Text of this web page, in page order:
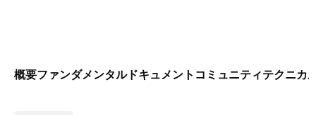
概要ファンダメンタルドキュメント コミュニティテクニカ